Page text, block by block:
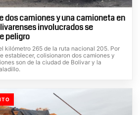
dos camiones y una camioneta en
involucrados se
peligro
kilómetro 265 de la ruta nacional 205. Por
establecer, colisionaron dos camiones y
son de la ciudad de Bolivar y la